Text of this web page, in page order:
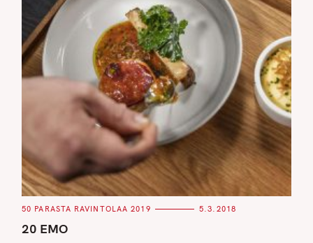
C
T
E
50 PARASTA RAVINTOLAA 2019 5.3.2018
20 EMO